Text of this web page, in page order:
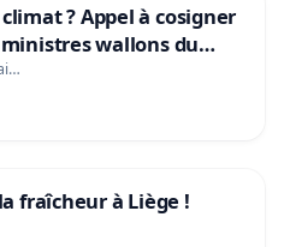
? Appel à cosigner
wallons du
fraîcheur à Liège !